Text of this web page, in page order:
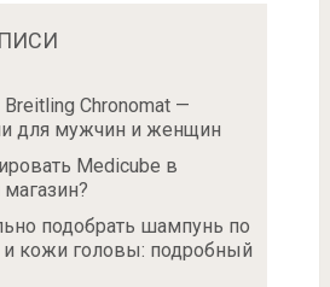
Chronomat —
для мужчин и женщин
Medicube в
подобрать шампунь по
и кожи головы: подробный